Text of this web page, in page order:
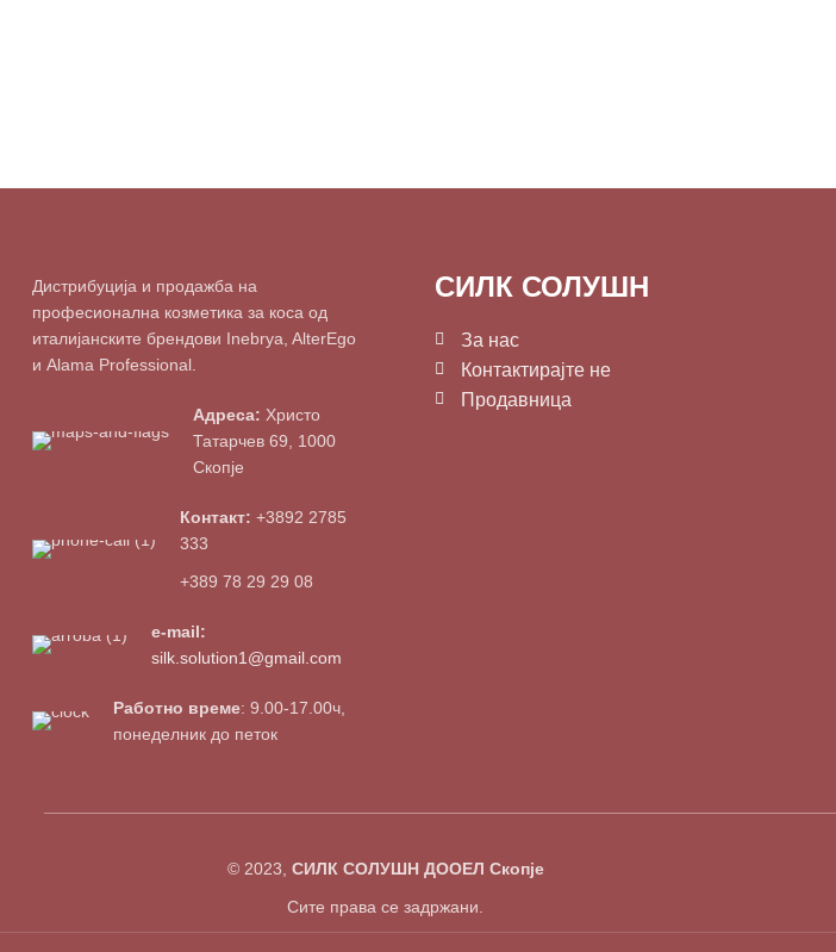
Дистрибуција и продажба на
професионална козметика за коса од
италијанските брендови Inebrya, AlterEgo
и Alama Professional.
Адреса: Христо
Татарчев 69, 1000
Скопје
Контакт: +3892 2785
333
+389 78 29 29 08
e-mail:
silk.solution1@gmail.com
Работно време: 9.00-17.00ч,
понеделник до петок
СИЛК СОЛУШН
За нас
Контактирајте не
Продавница
© 2023, СИЛК СОЛУШН ДООЕЛ Скопје
Сите права се задржани.